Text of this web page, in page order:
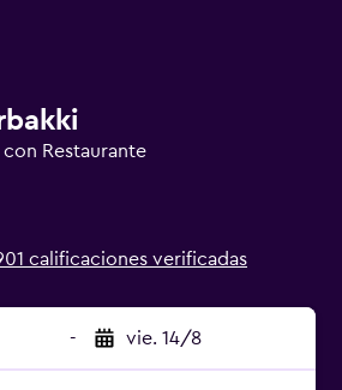
Restaurante
calificaciones verificadas
- vie. 14/8